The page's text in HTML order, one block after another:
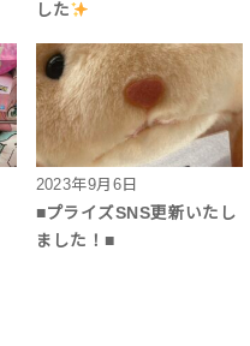
した
2023年9月6日
■プライズSNS更新いたし
ました！■